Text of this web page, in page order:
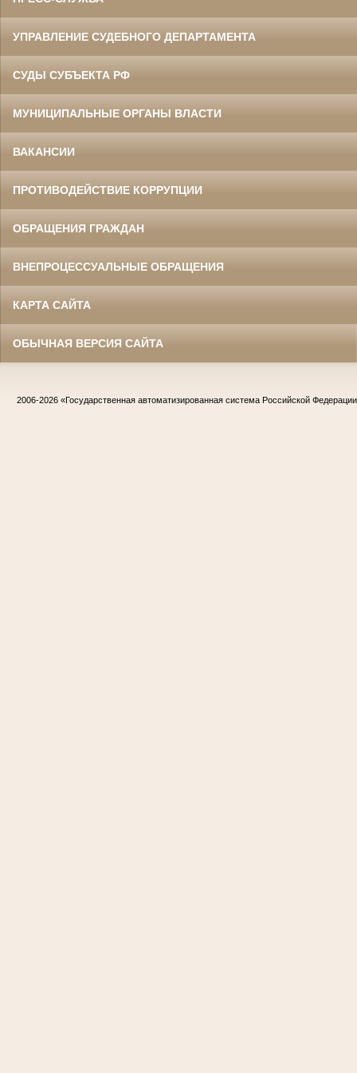
Ермоленко Фаина Семеновна
Великой Отечественной войны
областного суда
Жилин Иван Назарович
Судья Белгородского областного суда
УПРАВЛЕНИЕ СУДЕБНОГО ДЕПАРТАМЕНТА
СУДЫ СУБЪЕКТА РФ
МУНИЦИПАЛЬНЫЕ ОРГАНЫ ВЛАСТИ
ВАКАНСИИ
ПРОТИВОДЕЙСТВИЕ КОРРУПЦИИ
ОБРАЩЕНИЯ ГРАЖДАН
ВНЕПРОЦЕССУАЛЬНЫЕ ОБРАЩЕНИЯ
КАРТА САЙТА
ОБЫЧНАЯ ВЕРСИЯ САЙТА
2006-2026 «Государственная автоматизированная система Российской